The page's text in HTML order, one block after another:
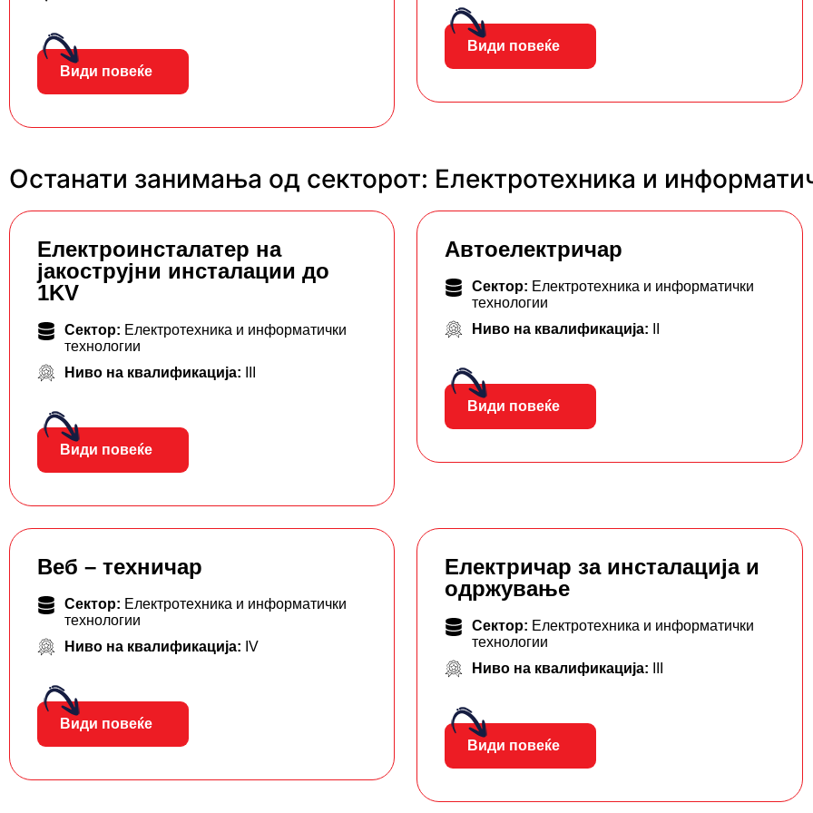
Види повеќе
Види повеќе
Останати занимања од секторот: Електротехника и
Eлектроинсталатер на
јакострујни инсталации до
1KV
Сектор: Електротехника и информатички
технологии
Ниво на квалификација:
Види повеќе
Автоелектричар
Сектор: Електротехника и информатички
технологии
Ниво на квалификација:
Види повеќе
Веб – техничар
Сектор: Електротехника и информатички
технологии
Ниво на квалификација: IV
Види повеќе
Електричар за инсталација и
одржување
Сектор: Електротехника и информатички
технологии
Ниво на квалификација:
Види повеќе